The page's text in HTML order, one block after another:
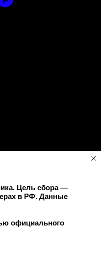
Цель сбора —
в РФ. Данные
официального